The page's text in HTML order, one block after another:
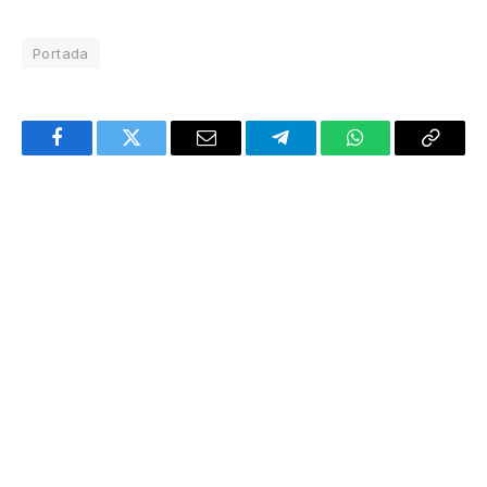
Portada
FacebookTwitter Email TelegramWhatsAppCopy